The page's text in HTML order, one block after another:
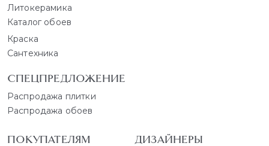
Литокерамика
Каталог обоев
Краска
Сантехника
СПЕЦПРЕДЛОЖЕНИЕ
Распродажа плитки
Распродажа обоев
ПОКУПАТЕЛЯМ
ДИЗАЙНЕРЫ